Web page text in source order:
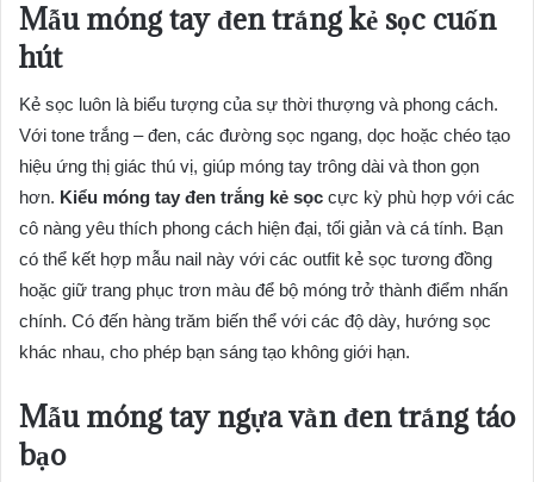
Mẫu móng tay đen trắng kẻ sọc cuốn
hút
Kẻ sọc luôn là biểu tượng của sự thời thượng và phong cách.
Với tone trắng – đen, các đường sọc ngang, dọc hoặc chéo tạo
hiệu ứng thị giác thú vị, giúp móng tay trông dài và thon gọn
hơn. Kiểu móng tay đen trắng kẻ sọc cực kỳ phù hợp với các
cô nàng yêu thích phong cách hiện đại, tối giản và cá tính. Bạn
có thể kết hợp mẫu nail này với các outfit kẻ sọc tương đồng
hoặc giữ trang phục trơn màu để bộ móng trở thành điểm nhấn
chính. Có đến hàng trăm biến thể với các độ dày, hướng sọc
khác nhau, cho phép bạn sáng tạo không giới hạn.
Mẫu móng tay ngựa vằn đen trắng táo
bạo